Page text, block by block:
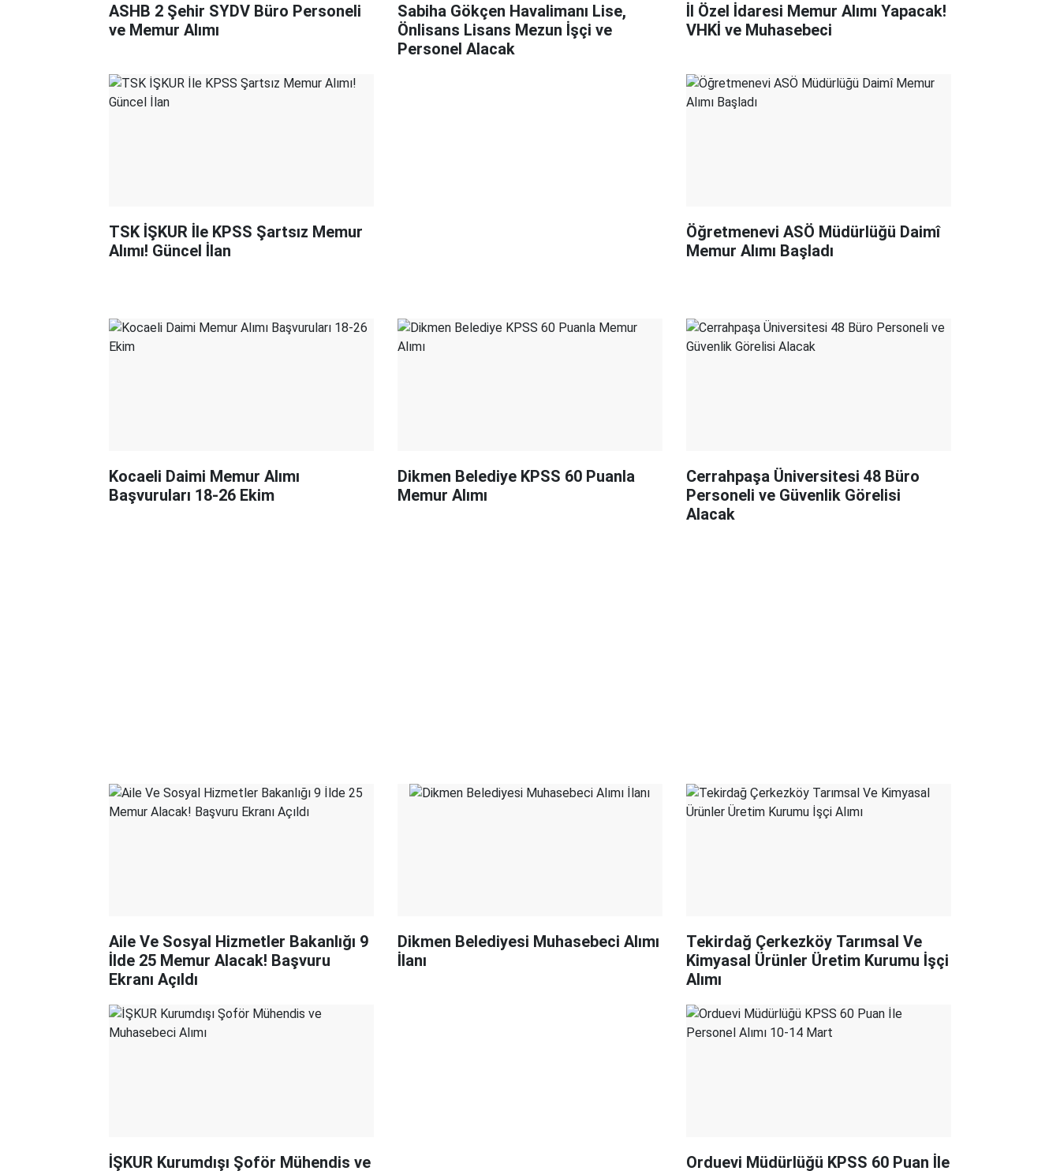
ASHB 2 Şehir SYDV Büro Personeli
ve Memur Alımı
Sabiha Gökçen Havalimanı Lise,
Önlisans Lisans Mezun İşçi ve
Personel Alacak
İl Özel İdaresi Memur Alımı Yapacak!
VHKİ ve Muhasebeci
TSK İŞKUR İle KPSS Şartsız Memur
Alımı! Güncel İlan
Öğretmenevi ASÖ Müdürlüğü Daimî
Memur Alımı Başladı
Kocaeli Daimi Memur Alımı
Başvuruları 18-26 Ekim
Dikmen Belediye KPSS 60 Puanla
Memur Alımı
Cerrahpaşa Üniversitesi 48 Büro
Personeli ve Güvenlik Görelisi
Alacak
Aile Ve Sosyal Hizmetler Bakanlığı 9
İlde 25 Memur Alacak! Başvuru
Ekranı Açıldı
Dikmen Belediyesi Muhasebeci Alımı
İlanı
Tekirdağ Çerkezköy Tarımsal Ve
Kimyasal Ürünler Üretim Kurumu İşçi
Alımı
İŞKUR Kurumdışı Şoför Mühendis ve Orduevi Müdürlüğü KPSS 60 Puan İle